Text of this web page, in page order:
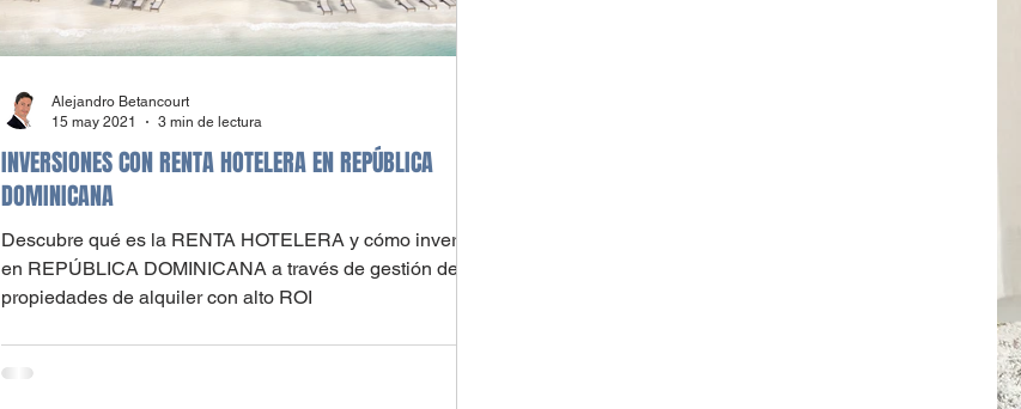
INVERSIONES CON RENTA HOTELERA EN REPÚBLICA
DOMINICANA
Descubre qué es la RENTA HOTELERA y cómo invertir
en REPÚBLICA DOMINICANA a través de gestión de
propiedades de alquiler con alto ROI
Alejandro Betancourt
15 may 2021
3 min de lectura